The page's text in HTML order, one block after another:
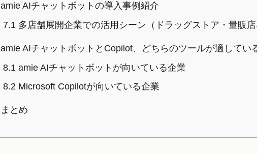
amie AIチャットボットの導入事例紹介
7.1 多店舗展開企業での活用シーン（ドラッグストア・量販
amie AIチャットボットとCopilot、どちらのツールが適してい
8.1 amie AIチャットボットが向いている企業
8.2 Microsoft Copilotが向いている企業
まとめ